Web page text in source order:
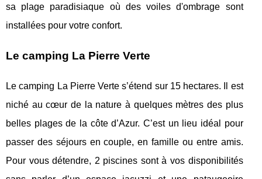
sa plage paradisiaque où des voiles d'ombrage sont
installées pour votre confort.
Le camping La Pierre Verte
Le camping La Pierre Verte s’étend sur 15 hectares. Il est
niché au cœur de la nature à quelques mètres des plus
belles plages de la côte d’Azur. C’est un lieu idéal pour
passer des séjours en couple, en famille ou entre amis.
Pour vous détendre, 2 piscines sont à vos disponibilités